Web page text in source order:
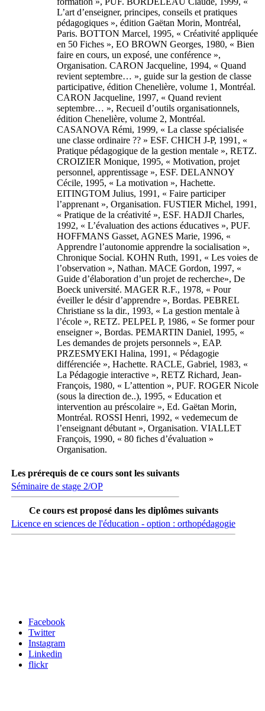
L’art d’enseigner, principes, conseils et pratiques
pédagogiques », édition Gaëtan Morin, Montréal,
Paris. BOTTON Marcel, 1995, « Créativité appliquée
en 50 Fiches », EO BROWN Georges, 1980, « Bien
faire en cours, un exposé, une conférence »,
Organisation. CARON Jacqueline, 1994, « Quand
revient septembre… », guide sur la gestion de classe
participative, édition Chenelière, volume 1, Montréal.
CARON Jacqueline, 1997, « Quand revient
septembre… », Recueil d’outils organisationnels,
édition Chenelière, volume 2, Montréal.
CASANOVA Rémi, 1999, « La classe spécialisée
une classe ordinaire ?? » ESF. CHICH J-P, 1991, «
Pratique pédagogique de la gestion mentale », RETZ.
CROIZIER Monique, 1995, « Motivation, projet
personnel, apprentissage », ESF. DELANNOY
Cécile, 1995, « La motivation », Hachette.
EITINGTOM Julius, 1991, « Faire participer
l’apprenant », Organisation. FUSTIER Michel, 1991,
« Pratique de la créativité », ESF. HADJI Charles,
1992, « L’évaluation des actions éducatives », PUF.
HOFFMANS Gasset, AGNES Marie, 1996, «
Apprendre l’autonomie apprendre la socialisation »,
Chronique Social. KOHN Ruth, 1991, « Les voies de
l’observation », Nathan. MACE Gordon, 1997, «
Guide d’élaboration d’un projet de recherche», De
Boeck université. MAGER R.F., 1978, « Pour
éveiller le désir d’apprendre », Bordas. PEBREL
Christiane ss la dir., 1993, « La gestion mentale à
l’école », RETZ. PELPEL P, 1986, « Se former pour
enseigner », Bordas. PEMARTIN Daniel, 1995, «
Les demandes de projets personnels », EAP.
PRZESMYEKI Halina, 1991, « Pédagogie
différenciée », Hachette. RACLE, Gabriel, 1983, «
La Pédagogie interactive », RETZ Richard, Jean-
François, 1980, « L’attention », PUF. ROGER Nicole
(sous la direction de..), 1995, « Education et
intervention au préscolaire », Ed. Gaëtan Morin,
Montréal. ROSSI Henri, 1992, « vedemecum de
l’enseignant débutant », Organisation. VIALLET
François, 1990, « 80 fiches d’évaluation »
Organisation.
Les prérequis de ce cours sont les suivants
Séminaire de stage 2/OP
Ce cours est proposé dans les diplômes suivants
Licence en sciences de l'éducation - option : orthopédagogie
Facebook
Twitter
Instagram
Linkedin
flickr